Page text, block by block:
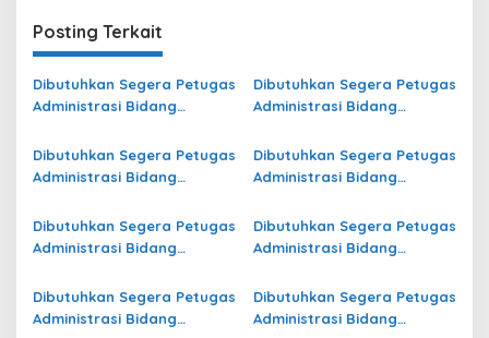
Posting Terkait
Dibutuhkan Segera Petugas
Administrasi Bidang
Pasuruan Terbaru
Dibutuhkan Segera Petugas
Administrasi Bidang
di Lahat Terbaru
Dibutuhkan Segera Petugas
Administrasi Bidang
Samarinda Terbaru
Dibutuhkan Segera Petugas
Administrasi Bidang
di Halmahera Utara
Terbaru
Dibutuhkan Segera Petugas
Administrasi Bidang
Komering Ulu Selatan
Terbaru
Dibutuhkan Segera Petugas
Administrasi Bidang
di Kepulauan Sangihe
Terbaru
Dibutuhkan Segera Petugas
Administrasi Bidang
Dibutuhkan Segera Petugas
Administrasi Bidang